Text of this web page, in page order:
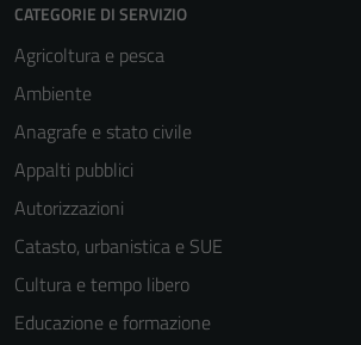
CATEGORIE DI SERVIZIO
Agricoltura e pesca
Ambiente
Anagrafe e stato civile
Appalti pubblici
Autorizzazioni
Catasto, urbanistica e SUE
Cultura e tempo libero
Educazione e formazione